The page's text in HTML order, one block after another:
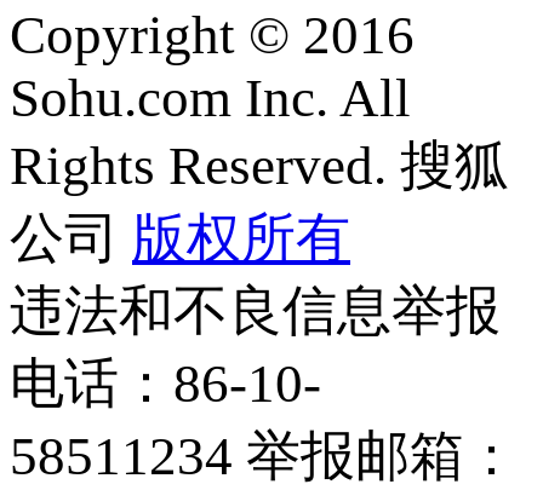
Copyright © 2016
Sohu.com Inc. All
Rights Reserved. 搜狐
公司 版权所有
违法和不良信息举报
电话：86-10-
58511234 举报邮箱：